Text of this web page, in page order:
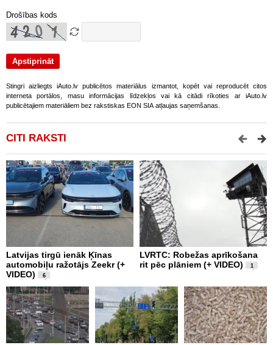
Drošības kods
Stingri aizliegts iAuto.lv publicētos materiālus izmantot, kopēt vai reproducēt citos
interneta portālos, masu informācijas līdzekļos vai kā citādi rīkoties ar iAuto.lv
publicētajiem materiāliem bez rakstiskas EON SIA atļaujas saņemšanas.
CITI RAKSTI
Latvijas tirgū ienāk Ķīnas
automobiļu ražotājs Zeekr (+
VIDEO)
6
LVRTC: Robežas aprīkošana
rit pēc plāniem (+ VIDEO)
1